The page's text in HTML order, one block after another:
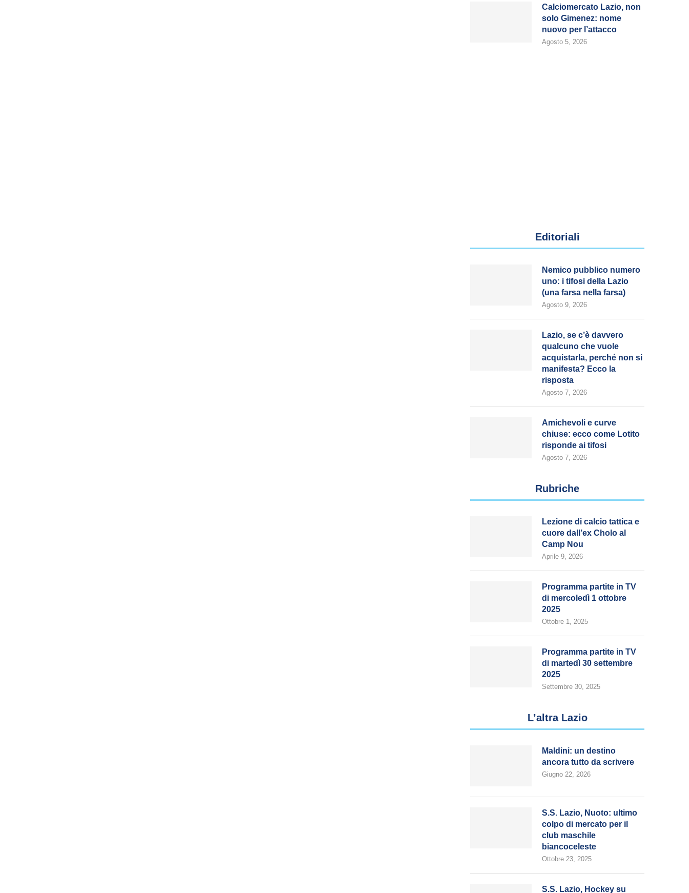
Calciomercato Lazio, non
solo Gimenez: nome
nuovo per l’attacco
Agosto 5, 2026
Editoriali
Nemico pubblico numero
uno: i tifosi della Lazio
(una farsa nella farsa)
Agosto 9, 2026
Lazio, se c’è davvero
qualcuno che vuole
acquistarla, perché non si
manifesta? Ecco la
risposta
Agosto 7, 2026
Amichevoli e curve
chiuse: ecco come Lotito
risponde ai tifosi
Agosto 7, 2026
Rubriche
Lezione di calcio tattica e
cuore dall’ex Cholo al
Camp Nou
Aprile 9, 2026
Programma partite in TV
di mercoledì 1 ottobre
2025
Ottobre 1, 2025
Programma partite in TV
di martedì 30 settembre
2025
Settembre 30, 2025
L’altra Lazio
Maldini: un destino
ancora tutto da scrivere
Giugno 22, 2026
S.S. Lazio, Nuoto: ultimo
colpo di mercato per il
club maschile
biancoceleste
Ottobre 23, 2025
S.S. Lazio, Hockey su